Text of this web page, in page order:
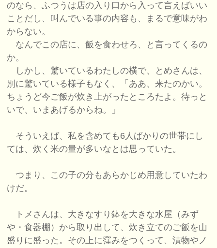
のなら、ふつうは店の入り口から入って言えばいい
ことだし、叫んでいる事の内容も、まるで意味がわ
からない。
なんでこの店に、飯を食わせろ、と言ってくるの
か。
しかし、驚いているわたしの横で、とめさんは、
別に驚いている様子もなく、「ああ、来たのかい。
ちょうど今ご飯が炊き上がったところたよ。待っと
いで、いまあげるからね。」
そういえば、私を含めても6人ばかりの世帯にし
ては、炊く米の量が多いなとは思っていた。
つまり、この子の分もあらかじめ用意していたわ
けだ。
トメさんは、大きなすり鉢を大きな水屋（みず
や・食器棚）から取り出して、炊き立てのご飯を山
盛りに盛った。その上に窪みをつくって、漬物やノ